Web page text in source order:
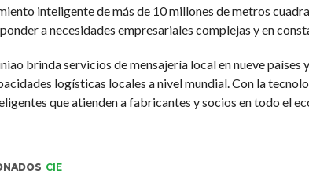
inteligente de más de 10 millones de metros
a necesidades empresariales complejas y en
brinda servicios de mensajería local en nueve
logísticas locales a nivel mundial. Con la
que atienden a fabricantes y socios en todo el
CIE